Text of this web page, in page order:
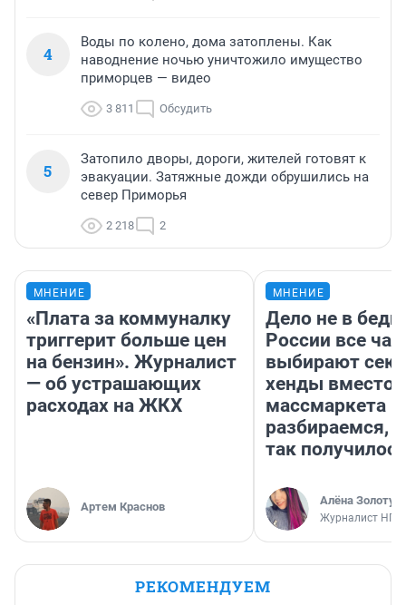
4
Воды по колено, дома затоплены. Как
наводнение ночью уничтожило имущество
приморцев — видео
3 811 Обсудить
5
Затопило дворы, дороги, жителей готовят к
эвакуации. Затяжные дожди обрушились на
север Приморья
2 218 2
МНЕНИЕ
«Плата за коммуналку
триггерит больше цен
на бензин». Журналист
— об устрашающих
расходах на ЖКХ
Артем Краснов
МНЕНИЕ
Дело не в
России все
выбирают
хенды вместо
массмаркета —
разбираемся,
так
Алёна
Журналист НГС
РЕКОМЕНДУЕМ